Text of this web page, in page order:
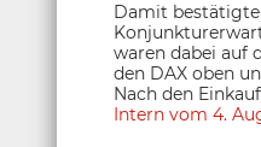
Damit
waren dabei auf
den DAX oben
Nach den
Intern vom 4.